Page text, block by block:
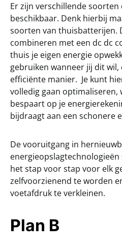
Er zijn verschillende
beschikbaar. Denk hierbij
soorten van thuisbatterijen.
combineren met een dc dc
thuis je eigen energie
gebruiken wanneer jij dit
efficiënte manier. Je kunt
volledig gaan optimaliseren,
bespaart op je
bijdraagt aan een schonere
De vooruitgang in
het stap voor stap voor elk
zelfvoorzienend te worden
voetafdruk te verkleinen.
Plan B